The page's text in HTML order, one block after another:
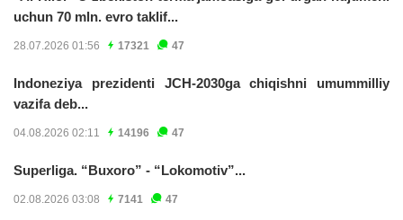
uchun 70 mln. evro taklif...
28.07.2026 01:56 17321 47
Indoneziya prezidenti JCH-2030ga chiqishni umummilliy
vazifa deb...
04.08.2026 02:11 14196 47
Superliga. “Buxoro” - “Lokomotiv”...
02.08.2026 03:08 7141 47